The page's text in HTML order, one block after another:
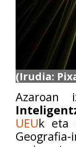
(Irudia:
Azaroan
UEUk eta